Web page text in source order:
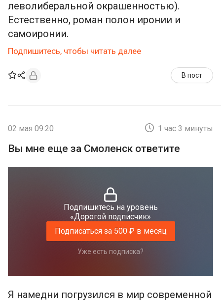
леволиберальной окрашенностью).
Естественно, роман полон иронии и
самоиронии.
Подпишитесь, чтобы читать далее
В пост
02 мая 09:20 1 час 3 минуты
Вы мне еще за Смоленск ответите
Подпишитесь на уровень
«Дорогой подписчик»
Подписаться за 500 ₽ в месяц
Уже есть подписка?
Я намедни погрузился в мир современной